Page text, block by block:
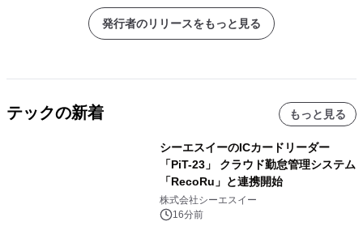
発行者のリリースをもっと見る
テックの新着 もっと見る
シーエスイーのICカードリーダー
「PiT-23」 クラウド勤怠管理システム
「RecoRu」と連携開始
株式会社シーエスイー
16分前